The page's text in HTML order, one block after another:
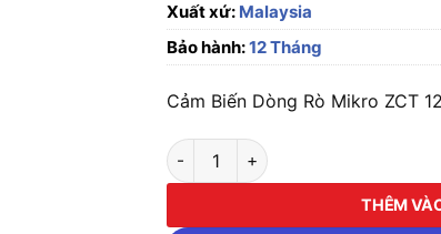
Xuất xứ: Malaysia
Bảo hành:12 Tháng
Cảm Biến Dòng Rò Mikro ZCT
Cảm Biến Dòng Rò Mikro ZCT 120S
THÊM